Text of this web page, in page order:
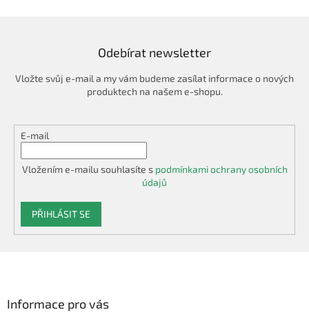
p
r
v
k
v
s
u
Odebírat newsletter
Vložte svůj e-mail a my vám budeme zasílat informace o nových
produktech na našem e-shopu.
E-mail
Vložením e-mailu souhlasíte s podmínkami ochrany osobních
údajů
PŘIHLÁSIT SE
Informace pro vás